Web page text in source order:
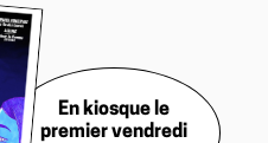
En kiosque le
premier vendredi